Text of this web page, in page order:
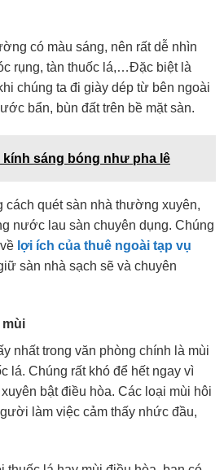
có màu sáng, nên rất dễ nhìn
rụng, tàn thuốc lá,…Đặc biệt là
chúng ta đi giày dép từ bên ngoài
bẩn, bùn đất trên bề mặt sàn.
kính sáng bóng như pha lê
cách quét sàn nhà thường xuyên,
nước lau sàn chuyên dụng. Chúng
lợi ích của thuê ngoài tạp vụ
sàn nhà sạch sẽ và chuyên
nhất trong văn phòng chính là mùi
lá. Chúng rất khó để hết ngay vì
bật điều hòa. Các loại mùi hôi
làm việc cảm thấy nhức đầu,